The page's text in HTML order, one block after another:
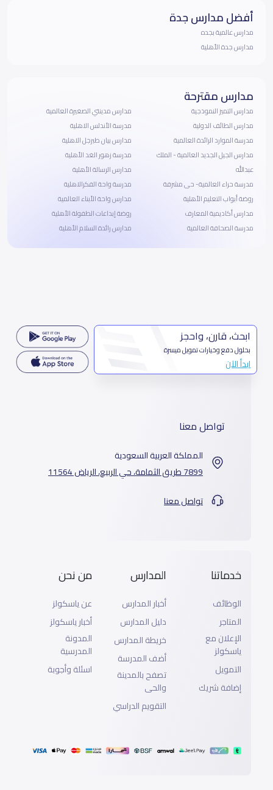
أفضل مدارس جدة
مدارس عالمية بجده
مدارس جدة الأهلية
مدارس مقترحة
مدارس التميز النموذجية
مدارس الطائف الدولية
مدرسة الموارد الرائدة العالمية
مدارس الجيل الجديد العالمية - الملك
عبدالله
مدرسة حراء العالمية- حى مشرفة
روضة أبواب التعليم الأهلية
مدارس أكاديمية المعارف
مدرسة الصحافة العالمية
مدارس مدينتي الصغيرة العالمية
مدرسة الأندلس الاهلية
مدارس بيان طبرجل الاهلية
مدرسة زهور الغد الأهلية
مدارس الرسالة الأهلية
مدرسة واحة الفكرالاهلية
مدارس واحة الأبناء العالمية
روضة إبداعات الطفولة الأهلية
مدارس رائدة السلام الأهلية
ابحث، قارن، واحجز
بحلول دفع وخيارات تمويل ميسرة
ابدأ الآن
تواصل معنا
المملكة العربية السعودية
7899 طريق الثمامة، حي الربيع، الرياض 11564
تواصل معنا
خدماتنا
الوظائف
المتاجر
الإعلان مع
ياسكولز
التمويل
إضافة شريك
المدارس
أخبار المدارس
دليل المدارس
خريطة المدارس
أضف المدرسة
تصفح بالمدينة
والحى
التقويم الدراسي
من نحن
عن ياسكولز
أخبار ياسكولز
المدونة
المدرسية
اسئلة وأجوبة